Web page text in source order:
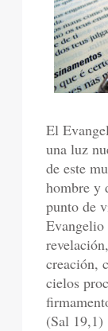
El
una luz
de este
hombre y
punto de
Evangelio
creación,
cielos
(Sal 19,1)